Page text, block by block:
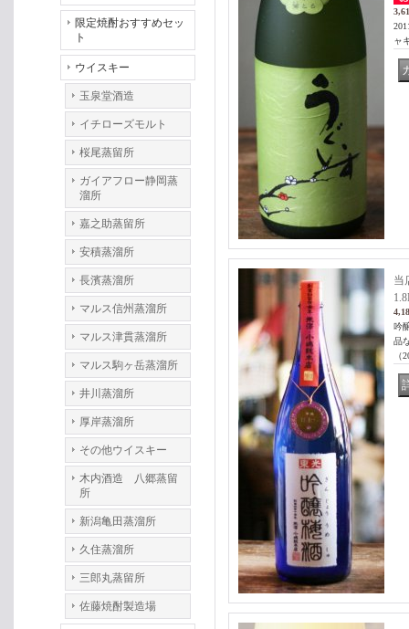
限定焼酎おすすめセッ
ト
ウイスキー
玉泉堂酒造
イチローズモルト
桜尾蒸留所
ガイアフロー静岡蒸
溜所
嘉之助蒸留所
安積蒸溜所
長濱蒸溜所
マルス信州蒸溜所
マルス津貫蒸溜所
マルス駒ヶ岳蒸溜所
井川蒸溜所
厚岸蒸溜所
その他ウイスキー
木内酒造 八郷蒸留
所
新潟亀田蒸溜所
久住蒸溜所
三郎丸蒸留所
佐藤焼酎製造場
ャ
当
吟
品
（